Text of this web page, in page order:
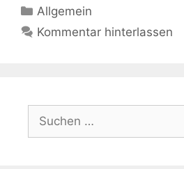
Kategorien
Allgemein
Kommentar hinterlassen
nach: